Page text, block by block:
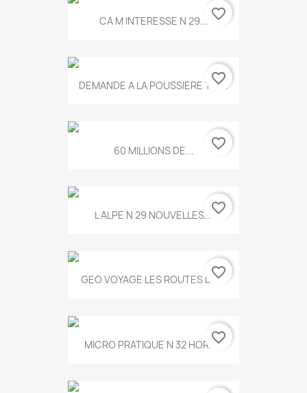
CA M INTERESSE N 29... favorite_border
DEMANDE A LA POUSSIERE T.778
favorite_border
60 MILLIONS DE... favorite_border
L ALPE N 29 NOUVELLES...favorite_border
GEO VOYAGE LES ROUTES DE...
favorite_border
MICRO PRATIQUE N 32 HORS...
favorite_border